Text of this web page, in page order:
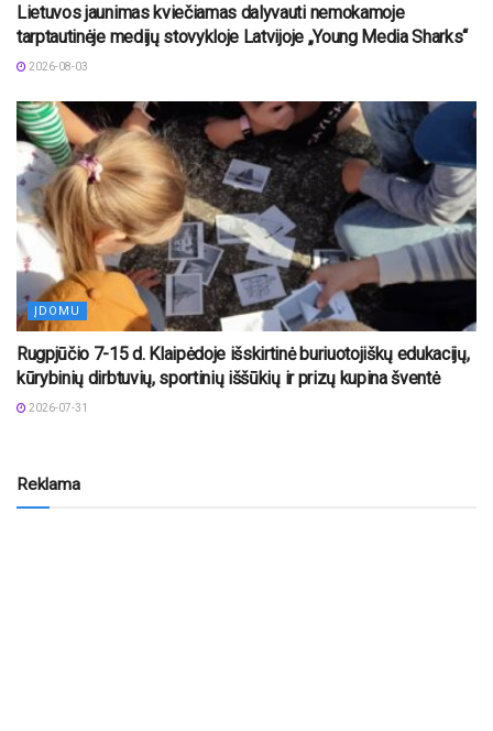
Lietuvos jaunimas kviečiamas dalyvauti nemokamoje
tarptautinėje medijų stovykloje Latvijoje „Young Media Sharks“
2026-08-03
ĮDOMU
Rugpjūčio 7-15 d. Klaipėdoje išskirtinė buriuotojiškų edukacijų,
kūrybinių dirbtuvių, sportinių iššūkių ir prizų kupina šventė
2026-07-31
Reklama